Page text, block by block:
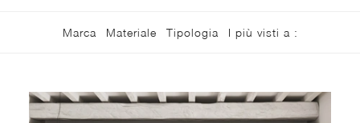
Marca Materiale Tipologia I più visti a :